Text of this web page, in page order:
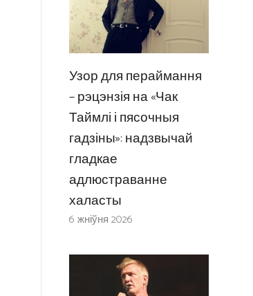
Узор для пераймання
– рэцэнзія на «Чак
Таймлі і пясочныя
гадзіны»: надзвычай
гладкае
адлюстраванне
халасты
6 жніўня 2026